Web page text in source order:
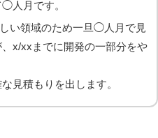
人月です。
い領域のため一旦◯人月で見
x/xxまでに開発の一部分をや
見積もりを出します。